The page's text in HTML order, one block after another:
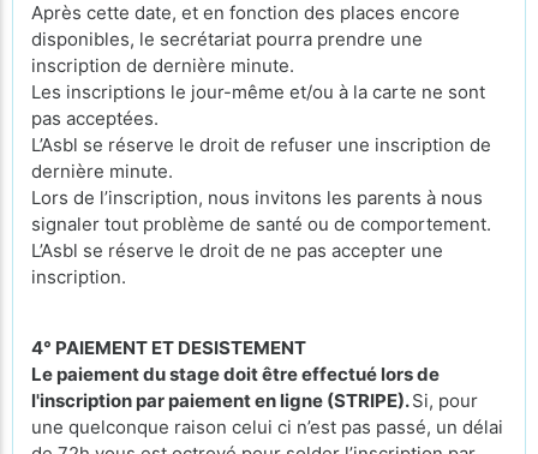
Après cette date, et en fonction des places encore
disponibles, le secrétariat pourra prendre une
inscription de dernière minute.
Les inscriptions le jour-même et/ou à la carte ne sont
pas acceptées.
L’Asbl se réserve le droit de refuser une inscription de
dernière minute.
Lors de l’inscription, nous invitons les parents à nous
signaler tout problème de santé ou de comportement.
L’Asbl se réserve le droit de ne pas accepter une
inscription.
4° PAIEMENT ET DESISTEMENT
Le paiement du stage doit être effectué lors de
l'inscription par paiement en ligne (STRIPE).Si, pour
une quelconque raison celui ci n’est pas passé, un délai